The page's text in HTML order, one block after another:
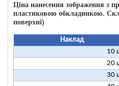
Ціна нанесення зображення з
пластиковою обкладинкою.
поверхні)
Наклад
10
20
30